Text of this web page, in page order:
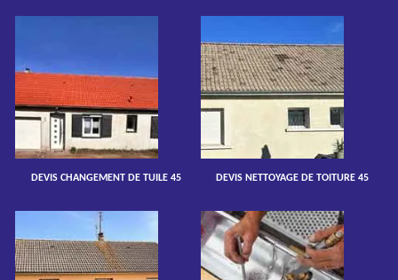
DEVIS CHANGEMENT DE TUILE 45 DEVIS NETTOYAGE DE TOITURE 45